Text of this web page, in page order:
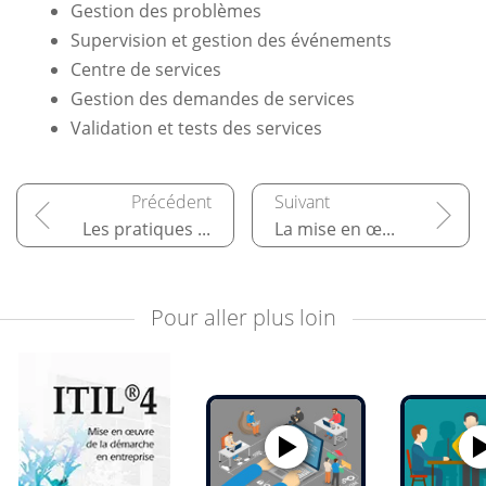
Gestion des problèmes
Supervision et gestion des événements
Centre de services
Gestion des demandes de services
Validation et tests des services
Les pratiques de gestion technologique La mise en œuvre de la démarche ITIL
Pour aller plus loin